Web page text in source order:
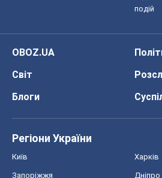
подій
OBOZ.UA
Світ
Блоги
Регіони України
Київ Харків
Запоріжжя Дніпро